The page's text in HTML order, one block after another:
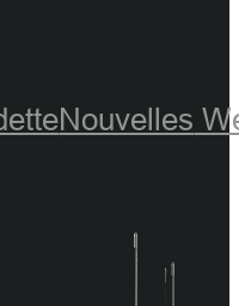
Nouvelles